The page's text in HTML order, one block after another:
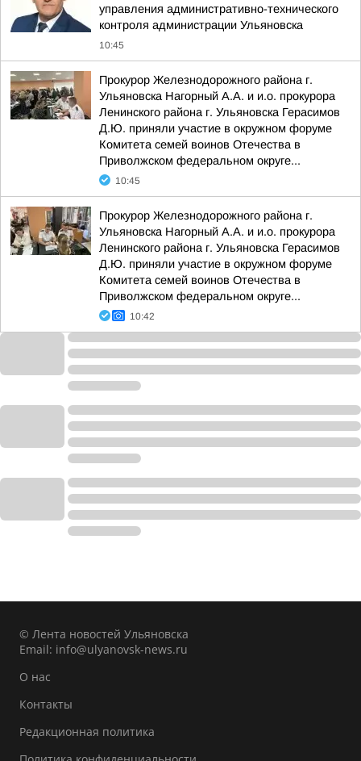
управления административно-технического
контроля администрации Ульяновска
10:45
Прокурор Железнодорожного района г.
Ульяновска Нагорный А.А. и и.о. прокурора
Ленинского района г. Ульяновска Герасимов
Д.Ю. приняли участие в окружном форуме
Комитета семей воинов Отечества в
Приволжском федеральном округе...
10:45
Прокурор Железнодорожного района г.
Ульяновска Нагорный А.А. и и.о. прокурора
Ленинского района г. Ульяновска Герасимов
Д.Ю. приняли участие в окружном форуме
Комитета семей воинов Отечества в
Приволжском федеральном округе...
10:42
© Лента новостей Ульяновска
Email: info@ulyanovsk-news.ru
О нас
Контакты
Редакционная политика